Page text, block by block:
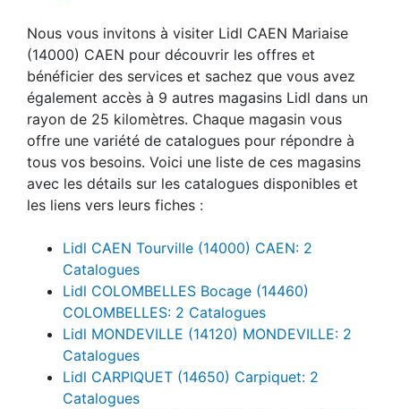
Nous vous invitons à visiter Lidl CAEN Mariaise
(14000) CAEN pour découvrir les offres et
bénéficier des services et sachez que vous avez
également accès à 9 autres magasins Lidl dans un
rayon de 25 kilomètres. Chaque magasin vous
offre une variété de catalogues pour répondre à
tous vos besoins. Voici une liste de ces magasins
avec les détails sur les catalogues disponibles et
les liens vers leurs fiches :
Lidl CAEN Tourville (14000) CAEN: 2
Catalogues
Lidl COLOMBELLES Bocage (14460)
COLOMBELLES: 2 Catalogues
Lidl MONDEVILLE (14120) MONDEVILLE: 2
Catalogues
Lidl CARPIQUET (14650) Carpiquet: 2
Catalogues